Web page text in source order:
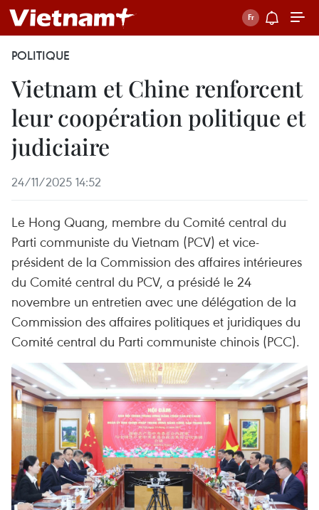
POLITIQUE
Vietnam et Chine renforcent
leur coopération politique et
judiciaire
24/11/2025 14:52
Le Hong Quang, membre du Comité central du
Parti communiste du Vietnam (PCV) et vice-
président de la Commission des affaires intérieures
du Comité central du PCV, a présidé le 24
novembre un entretien avec une délégation de la
Commission des affaires politiques et juridiques du
Comité central du Parti communiste chinois (PCC).